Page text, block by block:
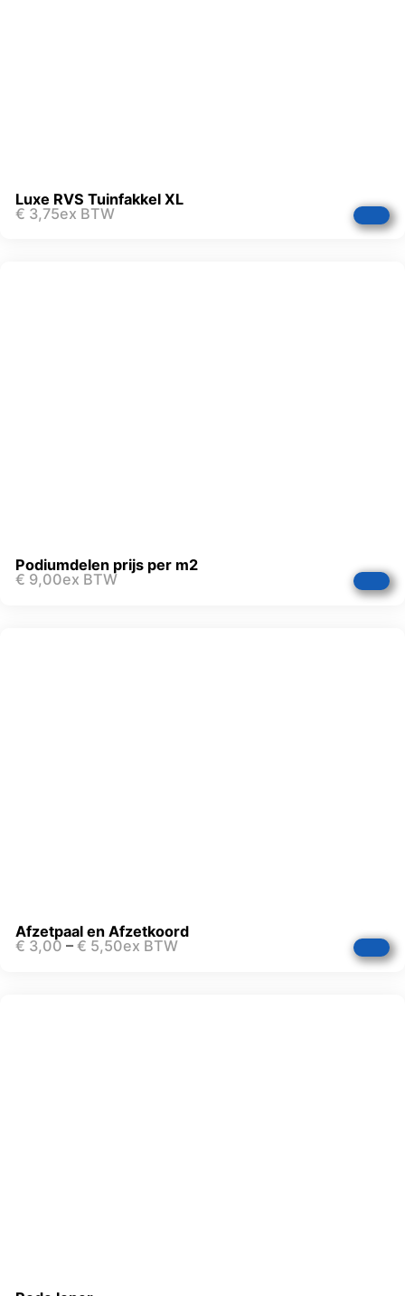
Luxe RVS Tuinfakkel XL
€ 3,75ex BTW
Podiumdelen prijs per m2
€ 9,00ex BTW
Afzetpaal en Afzetkoord
€ 3,00 – € 5,50ex BTW